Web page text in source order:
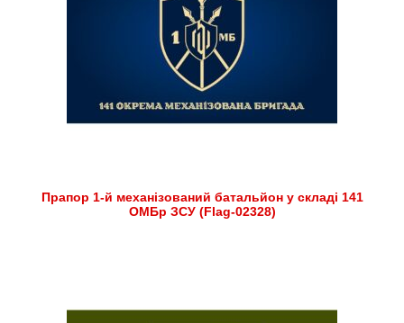
Прапор 1-й механізований батальйон у складі 141
ОМБр ЗСУ (Flag-02328)